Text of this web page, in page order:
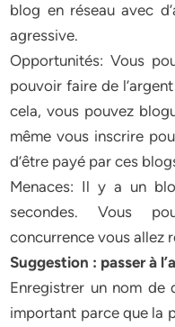
blog en réseau avec
agressive.
Opportunités: Vous
pouvoir faire de
cela, vous pouvez
même vous inscrire
d’être payé par ces
Menaces: Il y a un
secondes. Vous
concurrence vous allez
Suggestion : passer à
Enregistrer un nom de
important parce que la